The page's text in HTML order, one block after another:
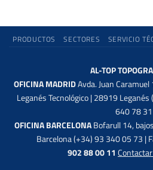
PRODUCTOS SECTORES SERVICIO
AL-TOP
OFICINA MADRIDAvda. Juan
Leganés Tecnológico | 28919 Leganés
640 78 31
OFICINA BARCELONABofarull 14,
Barcelona (+34) 93 340 05 73 |
902 88 00 11